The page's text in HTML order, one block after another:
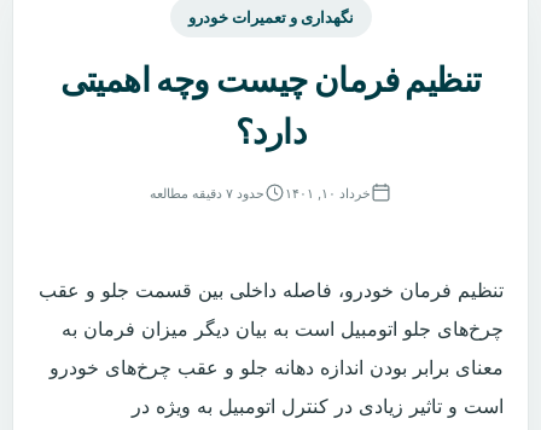
نگهداری و تعمیرات خودرو
تنظیم فرمان چیست وچه اهمیتی
دارد؟
خرداد ۱۰, ۱۴۰۱ حدود ۷ دقیقه مطالعه
تنظیم فرمان خودرو، فاصله داخلی بین قسمت جلو و عقب
چرخ‌های جلو اتومبیل است به بیان دیگر میزان فرمان به
معنای برابر بودن اندازه دهانه جلو و عقب چرخ‌های خودرو
است و تاثیر زیادی در کنترل اتومبیل به ویژه در